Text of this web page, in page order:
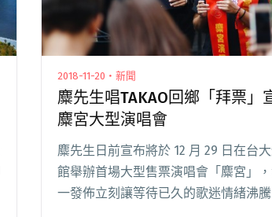
2018-11-20・新聞
麋先生唱TAKAO回鄉「拜票」
麋宮大型演唱會
麋先生日前宣布將於 12 月 29 日在台
館舉辦首場大型售票演唱會「麋宮」
一發佈立刻讓等待已久的歌迷情緒沸騰